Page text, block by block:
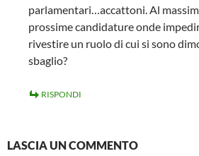
parlamentari…accattoni. Al
prossime candidature onde
rivestire un ruolo di cui si sono
sbaglio?
RISPONDI
LASCIA UN COMMENTO